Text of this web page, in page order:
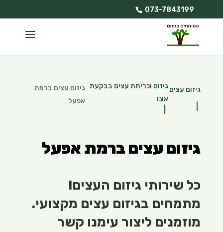
073-7843199
גיזום עציםגיזום וכריתת עצים בבקעת
אונו
גיזום עצים ברמת
אפעל
גיזום עצים ברמת אפעל
כל שירותי גיזום העצים!
מתמחים בגיזום עצים מקצועי.
מוזמנים ליצור עימנו קשר